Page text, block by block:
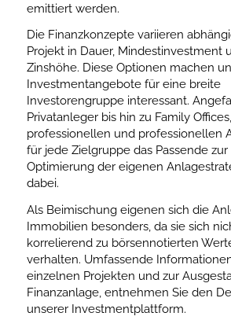
emittiert werden.
Die Finanzkonzepte variieren
Projekt in Dauer, Mindestinvestment
Zinshöhe. Diese Optionen machen
Investmentangebote für eine breite
Investorengruppe interessant.
Privatanleger bis hin zu Family
professionellen und professionellen
für jede Zielgruppe das Passende zur
Optimierung der eigenen
dabei.
Als Beimischung eigenen sich die
Immobilien besonders, da sie sich
korrelierend zu börsennotierten
verhalten. Umfassende
einzelnen Projekten und zur
Finanzanlage, entnehmen Sie den
unserer Investmentplattform.